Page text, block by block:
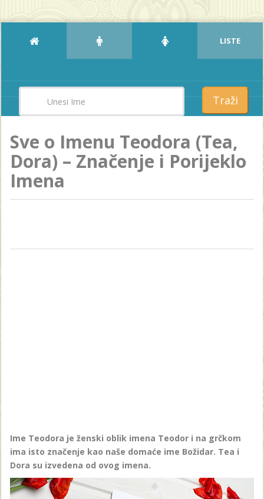
LISTE
Traži
Sve o Imenu Teodora (Tea,
Dora) – Značenje i Porijeklo
Imena
Ime Teodora je ženski oblik imena Teodor i na grčkom
ima isto značenje kao naše domaće ime Božidar. Tea i
Dora su izvedena od ovog imena.